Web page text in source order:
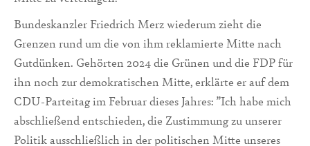
Bundeskanzler Friedrich Merz wiederum zieht die
Grenzen rund um die von ihm reklamierte Mitte nach
Gutdünken. Gehörten 2024 die Grünen und die FDP für
ihn noch zur demokratischen Mitte, erklärte er auf dem
CDU-Parteitag im Februar dieses Jahres: ”Ich habe mich
abschließend entschieden, die Zustimmung zu unserer
Politik ausschließlich in der politischen Mitte unseres